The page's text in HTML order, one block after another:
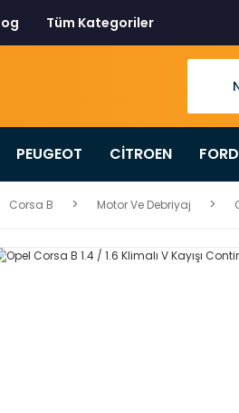
Tüm Kategoriler
PEUGEOT CİTROEN FORD
Corsa B Motor Ve Debriyaj